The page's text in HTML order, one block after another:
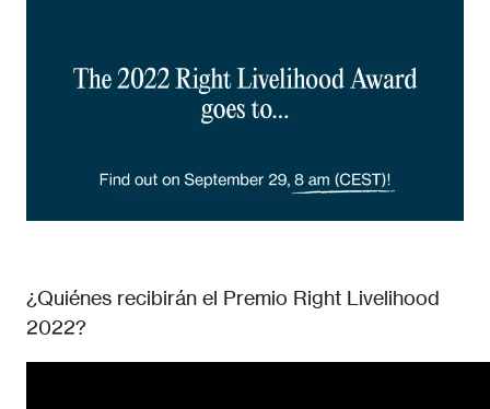
¿Quiénes recibirán el Premio Right Livelihood
2022?